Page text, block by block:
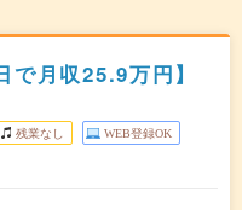
月収25.9万円】
残業なし WEB登録OK